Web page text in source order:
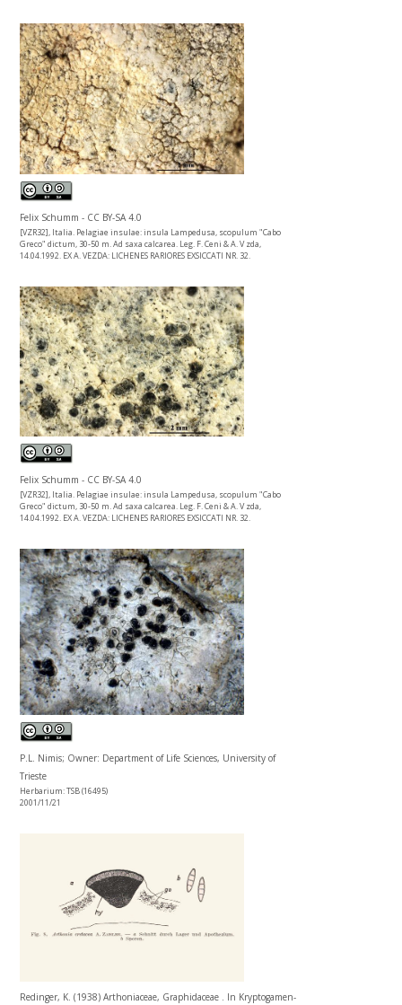
Felix Schumm - CC BY-SA 4.0
[VZR32], Italia. Pelagiae insulae: insula Lampedusa, scopulum "Cabo
Greco" dictum, 30-50 m. Ad saxa calcarea. Leg. F. Ceni & A. V zda,
14.04.1992. EX A. VEZDA: LICHENES RARIORES EXSICCATI NR. 32.
Felix Schumm - CC BY-SA 4.0
[VZR32], Italia. Pelagiae insulae: insula Lampedusa, scopulum "Cabo
Greco" dictum, 30-50 m. Ad saxa calcarea. Leg. F. Ceni & A. V zda,
14.04.1992. EX A. VEZDA: LICHENES RARIORES EXSICCATI NR. 32.
P.L. Nimis; Owner: Department of Life Sciences, University of
Trieste
Herbarium: TSB (16495)
2001/11/21
Redinger, K. (1938) Arthoniaceae, Graphidaceae . In Kryptogamen-